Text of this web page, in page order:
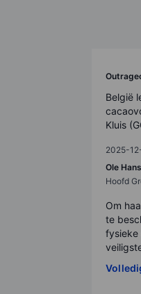
België
Kluis
2025-
Ole
Hoofd
Om
te
fysieke